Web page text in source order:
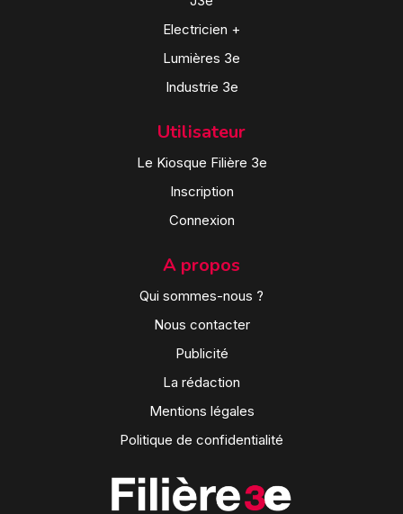
Electricien +
Lumières 3e
Industrie 3e
Utilisateur
Le Kiosque Filière 3e
Inscription
Connexion
A propos
Qui sommes-nous ?
Nous contacter
Publicité
La rédaction
Mentions légales
Politique de confidentialité